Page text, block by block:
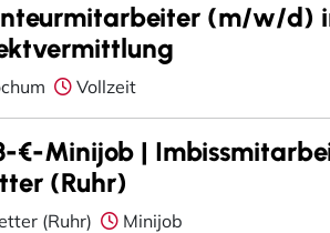
(m/w/d)
Vollzeit
€-Minijob |
(Ruhr)
(Ruhr) Minijob